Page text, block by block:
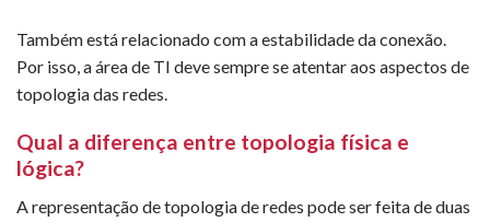
Também está relacionado com a estabilidade da conexão.
Por isso, a área de TI deve sempre se atentar aos aspectos de
topologia das redes.
Qual a diferença entre topologia física e
lógica?
A representação de topologia de redes pode ser feita de duas